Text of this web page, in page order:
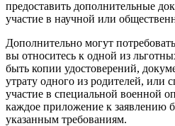
предоставить дополнительные
участие в научной или
Дополнительно могут
вы относитесь к одной из
быть копии удостоверений,
утрату одного из родителей, или
участие в специальной военной
каждое приложение к заявлению
указанным требованиям.